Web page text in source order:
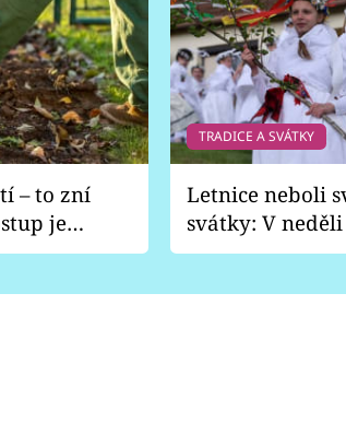
– to zní
je
TRADICE A SVÁTKY
Letnice neboli
svátky: V
pondělí zábava